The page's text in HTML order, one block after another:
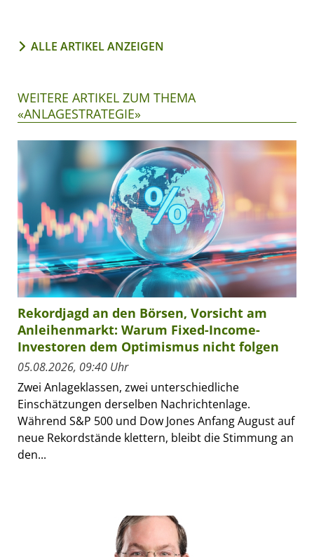
ALLE ARTIKEL ANZEIGEN
WEITERE ARTIKEL ZUM THEMA
«ANLAGESTRATEGIE»
Rekordjagd an den Börsen, Vorsicht am
Anleihenmarkt: Warum Fixed-Income-
Investoren dem Optimismus nicht folgen
05.08.2026, 09:40 Uhr
Zwei Anlageklassen, zwei unterschiedliche
Einschätzungen derselben Nachrichtenlage.
Während S&P 500 und Dow Jones Anfang August auf
neue Rekordstände klettern, bleibt die Stimmung an
den...